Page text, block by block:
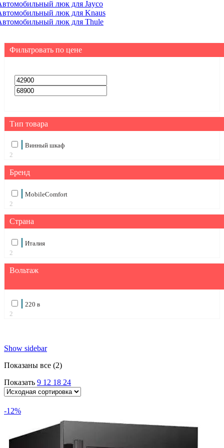
люк для Jayco
люк для Knaus
люк для Thule
Фильтровать по цене
Тип товара
Винный шкаф
2
Бренд
MobileComfort
2
Страна
Италия
2
Вольтаж
220 в
2
Show sidebar
Показаны все (2)
Показать 9 12 18 24
-12%